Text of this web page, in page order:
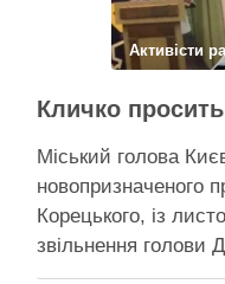
Активісти
Міський голова
новопризначеного
Корецького, із
звільнення голови
Бахматова Кличко